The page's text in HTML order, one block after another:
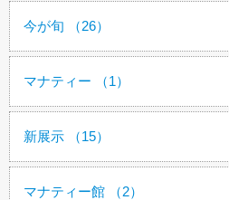
今が旬 （26）
マナティー （1）
新展示 （15）
マナティー館 （2）